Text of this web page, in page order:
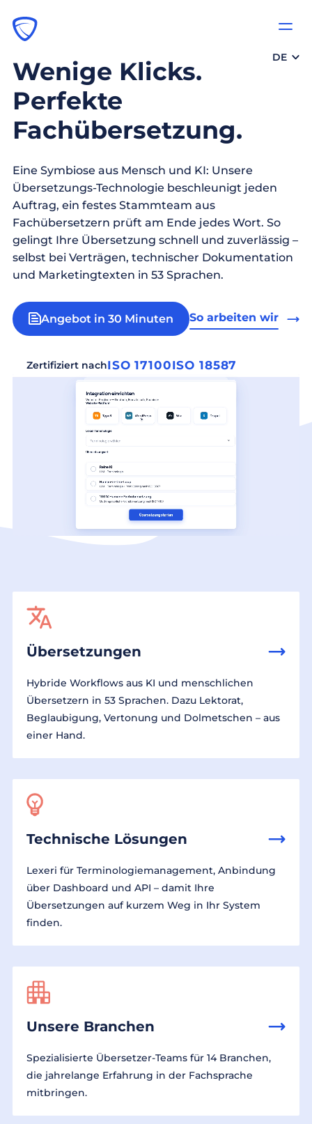
DE
Wenige Klicks.
Perfekte
Fachübersetzung.
Eine Symbiose aus Mensch und KI: Unsere
Übersetzungs-Technologie beschleunigt jeden
Auftrag, ein festes Stammteam aus
Fachübersetzern prüft am Ende jedes Wort. So
gelingt Ihre Übersetzung schnell und zuverlässig –
selbst bei Verträgen, technischer Dokumentation
und Marketingtexten in 53 Sprachen.
Angebot in 30 Minuten So arbeiten wir
Zertifiziert nachISO 17100ISO 18587
Übersetzungen
Hybride Workflows aus KI und menschlichen
Übersetzern in 53 Sprachen. Dazu Lektorat,
Beglaubigung, Vertonung und Dolmetschen – aus
einer Hand.
Technische Lösungen
Lexeri für Terminologiemanagement, Anbindung
über Dashboard und API – damit Ihre
Übersetzungen auf kurzem Weg in Ihr System
finden.
Unsere Branchen
Spezialisierte Übersetzer-Teams für 14 Branchen,
die jahrelange Erfahrung in der Fachsprache
mitbringen.